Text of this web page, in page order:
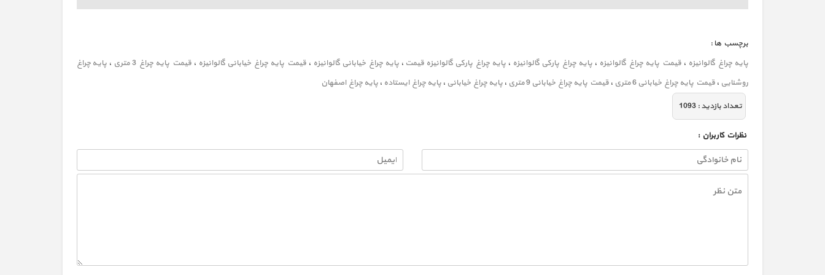
برچسب ها :
پایه چراغ گالوانیزه ، قیمت پایه چراغ گالوانیزه ، پایه چراغ پارکی گالوانیزه ، پایه چراغ پارکی گالوانیزه قیمت ،پایه چراغ خیابانی گالوانیزه ،قیمت پایه چراغ خیابانی گالوانیزه ،قیمت پایه چراغ 3 متری ،پایه چراغ
روشنایی ، قیمت پایه چراغ خیابانی 6 متری ، قیمت پایه چراغ خیابانی 9 متری ، پایه چراغ خیابانی ، پایه چراغ ایستاده ، پایه چراغ اصفهان
تعداد بازديد : 1093
نظرات كاربران :